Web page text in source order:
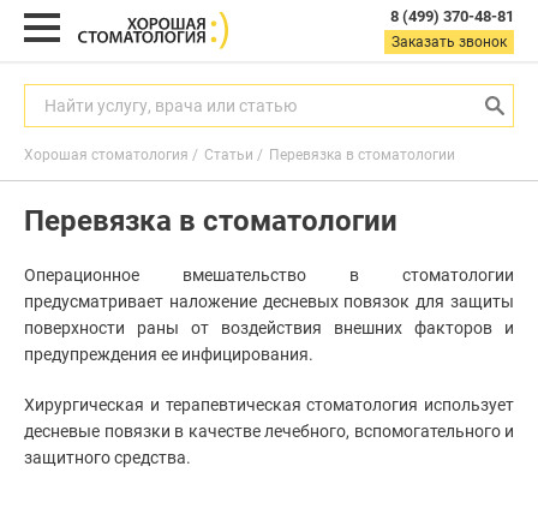
8 (499) 370-48-81
Заказать звонок
Найти услугу, врача или статью
Хорошая стоматология Статьи Перевязка в стоматологии
Перевязка в стоматологии
Операционное вмешательство в стоматологии
предусматривает наложение десневых повязок для защиты
поверхности раны от воздействия внешних факторов и
предупреждения ее инфицирования.
Хирургическая и терапевтическая стоматология использует
десневые повязки в качестве лечебного, вспомогательного и
защитного средства.
8
370-
48-
81
Заказать звонок
с
9:00
21:00
пн-
вс
Услуги